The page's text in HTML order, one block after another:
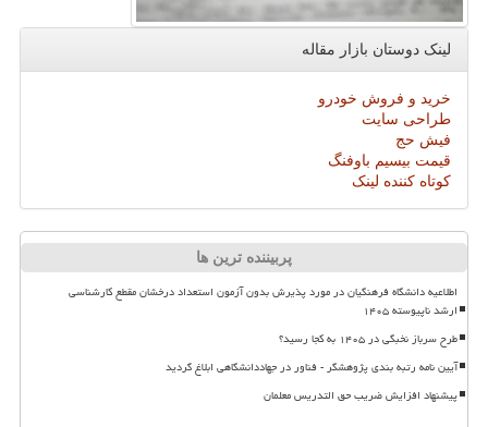
لینک دوستان بازار مقاله
خرید و فروش خودرو
طراحی سایت
فیش حج
قیمت بیسیم باوفنگ
کوتاه کننده لینک
پربیننده ترین ها
اطلاعیه دانشگاه فرهنگیان در مورد پذیرش بدون آزمون استعداد درخشان مقطع کارشناسی
ارشد ناپیوسته ۱۴۰۵
طرح سرباز نخبگی در ۱۴۰۵ به کجا رسید؟
آیین نامه رتبه بندی پژوهشگر - فناور در جهاددانشگاهی ابلاغ گردید
پیشنهاد افزایش ضریب حق التدریس معلمان